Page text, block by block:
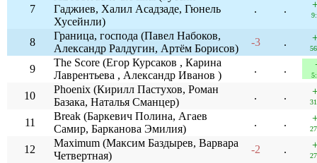
7
Гаджиев, Халил Асадзаде, Гюнель
Хусейнли)
. .
8
Граница, господа (Павел Набоков,
Александр Ралдугин, Артём Борисов)
-3 .
9
The Score (Егор Курсаков , Карина
Лаврентьева , Александр Иванов )
. .
10
Phoenix (Кирилл Пастухов, Роман
Базака, Наталья Сманцер)
. .
11
Break (Баркевич Полина, Агаев
Самир, Барканова Эмилия)
. .
12
Maximum (Максим Баздырев, Варвара
Четвертная)
-2 .